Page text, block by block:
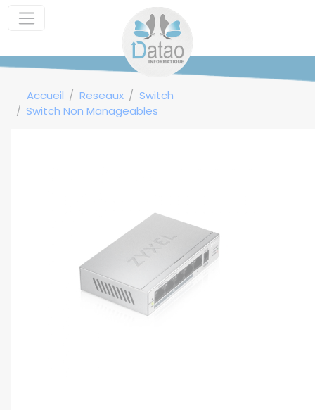
Accueil Reseaux
Switch
Switch Non Manageables
Panneau de gestion des cookies